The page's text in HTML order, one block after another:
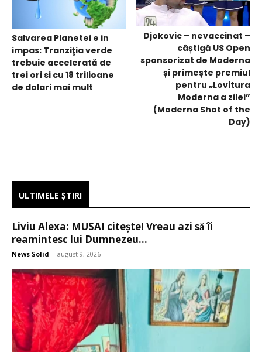
Salvarea Planetei e in
impas: Tranziţia verde
trebuie accelerată de
trei ori si cu 18 trilioane
de dolari mai mult
Djokovic – nevaccinat –
câștigă US Open
sponsorizat de Moderna
și primește premiul
pentru „Lovitura
Moderna a zilei”
(Moderna Shot of the
Day)
ULTIMELE ŞTIRI
Liviu Alexa: MUSAI citeşte! Vreau azi sǎ îi
reamintesc lui Dumnezeu...
News Solid - august 9, 2026